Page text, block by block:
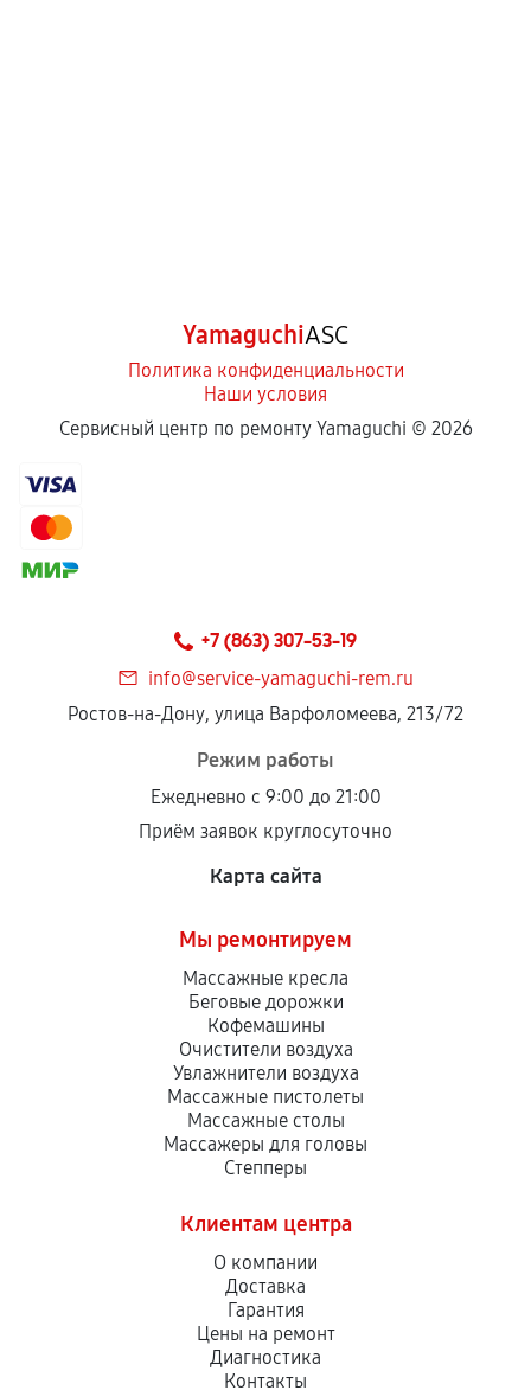
YamaguchiASC
Политика конфиденциальности
Наши условия
Сервисный центр по ремонту Yamaguchi © 2026
+7 (863) 307-53-19
info@service-yamaguchi-rem.ru
Ростов-на-Дону, улица Варфоломеева, 213/72
Режим работы
Ежедневно с 9:00 до 21:00
Приём заявок круглосуточно
Карта сайта
Мы ремонтируем
Массажные кресла
Беговые дорожки
Кофемашины
Очистители воздуха
Увлажнители воздуха
Массажные пистолеты
Массажные столы
Массажеры для головы
Степперы
Клиентам центра
О компании
Доставка
Гарантия
Цены на ремонт
Диагностика
Контакты